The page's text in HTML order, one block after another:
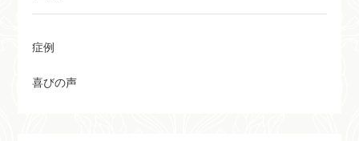
症例
喜びの声